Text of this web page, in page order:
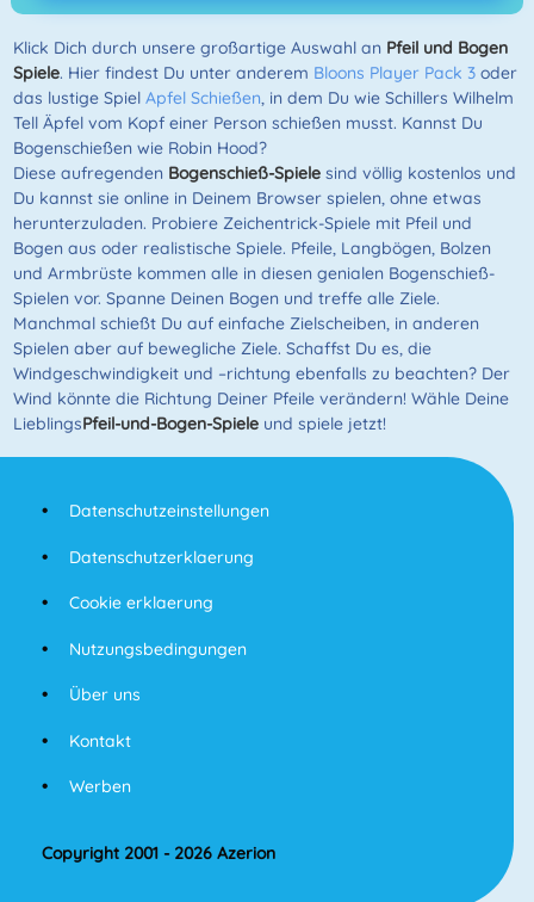
Klick Dich durch unsere großartige Auswahl an Pfeil und Bogen
Spiele. Hier findest Du unter anderem Bloons Player Pack 3oder
das lustige Spiel Apfel Schießen, in dem Du wie Schillers Wilhelm
Tell Äpfel vom Kopf einer Person schießen musst. Kannst Du
Bogenschießen wie Robin Hood?
Diese aufregenden Bogenschieß-Spielesind völlig kostenlos und
Du kannst sie online in Deinem Browser spielen, ohne etwas
herunterzuladen. Probiere Zeichentrick-Spiele mit Pfeil und
Bogen aus oder realistische Spiele. Pfeile, Langbögen, Bolzen
und Armbrüste kommen alle in diesen genialen Bogenschieß-
Spielen vor. Spanne Deinen Bogen und treffe alle Ziele.
Manchmal schießt Du auf einfache Zielscheiben, in anderen
Spielen aber auf bewegliche Ziele. Schaffst Du es, die
Windgeschwindigkeit und –richtung ebenfalls zu beachten? Der
Wind könnte die Richtung Deiner Pfeile verändern! Wähle Deine
LieblingsPfeil-und-Bogen-Spieleund spiele jetzt!
Datenschutzeinstellungen
Datenschutzerklaerung
Cookie erklaerung
Nutzungsbedingungen
Über uns
Kontakt
Werben
Copyright 2001 - 2026 Azerion